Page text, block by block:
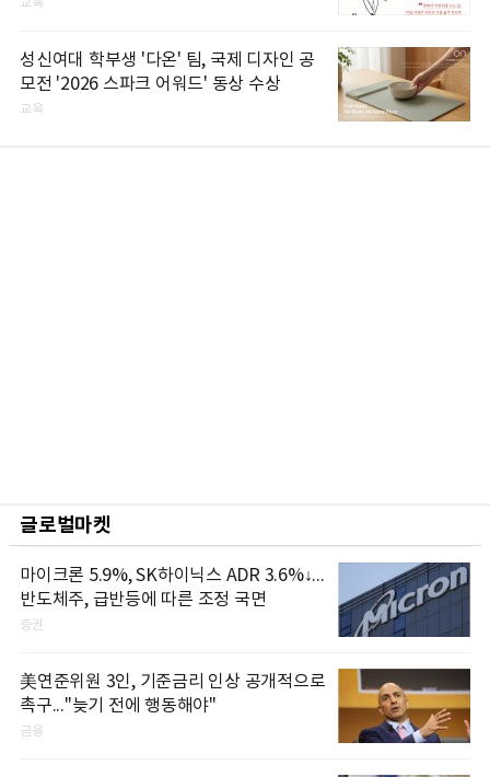
교육
성신여대 학부생 '다온' 팀, 국제 디자인 공
모전 '2026 스파크 어워드' 동상 수상
교육
글로벌마켓
마이크론 5.9%, SK하이닉스 ADR 3.6%↓...
반도체주, 급반등에 따른 조정 국면
증권
美연준위원 3인, 기준금리 인상 공개적으로
촉구..."늦기 전에 행동해야"
금융